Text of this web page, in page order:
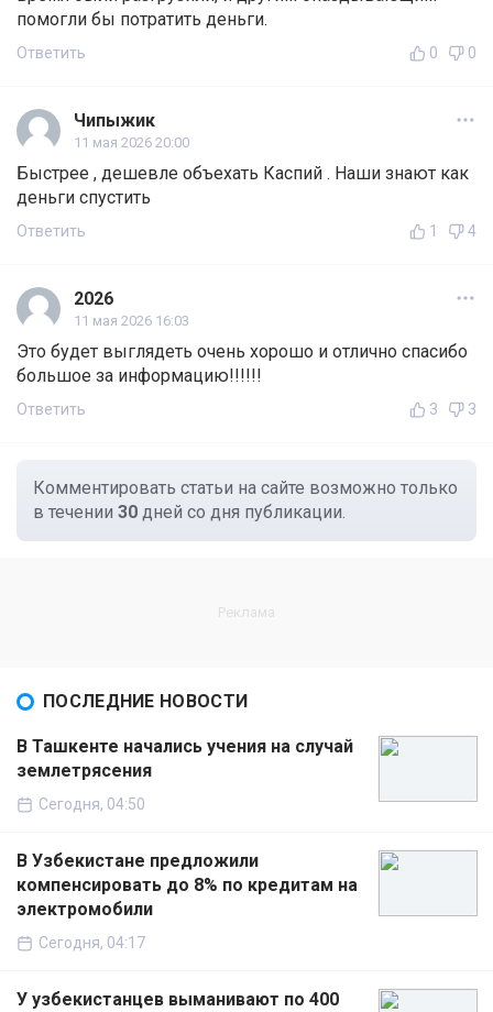
помогли бы потратить деньги.
Ответить 0 0
Чипыжик
11 мая 2026 20:00
Быстрее , дешевле объехать Каспий . Наши знают как
деньги спустить
Ответить 1 4
2026
11 мая 2026 16:03
Это будет выглядеть очень хорошо и отлично спасибо
большое за информацию!!!!!!
Ответить 3 3
Комментировать статьи на сайте возможно только
в течении 30 дней со дня публикации.
ПОСЛЕДНИЕ НОВОСТИ
В Ташкенте начались учения на случай
землетрясения
Сегодня, 04:50
В Узбекистане предложили
компенсировать до 8% по кредитам на
электромобили
Сегодня, 04:17
У узбекистанцев выманивают по 400